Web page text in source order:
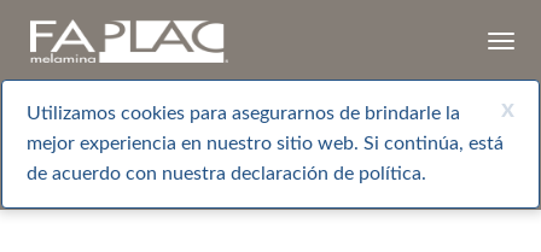
x
Utilizamos cookies para asegurarnos de brindarle la
mejor experiencia en nuestro sitio web. Si continúa, está
de acuerdo con nuestra declaración de política.